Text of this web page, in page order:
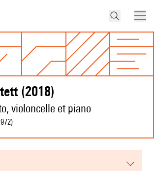
(2018)
violoncelle et piano
)